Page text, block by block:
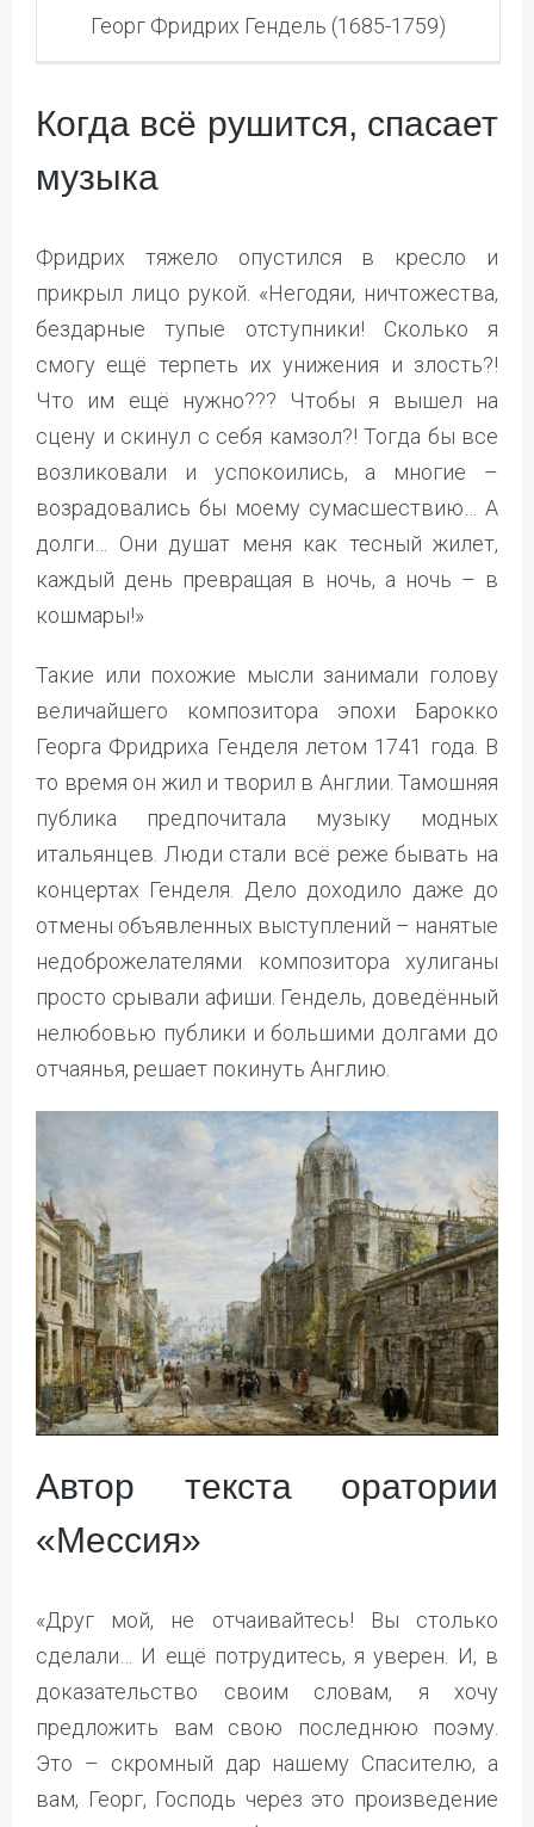
Георг Фридрих Гендель (1685-1759)
Когда всё рушится, спасает
музыка
Фридрих тяжело опустился в кресло и
прикрыл лицо рукой. «Негодяи, ничтожества,
бездарные тупые отступники! Сколько я
смогу ещё терпеть их унижения и злость?!
Что им ещё нужно??? Чтобы я вышел на
сцену и скинул с себя камзол?! Тогда бы все
возликовали и успокоились, а многие –
возрадовались бы моему сумасшествию… А
долги… Они душат меня как тесный жилет,
каждый день превращая в ночь, а ночь – в
кошмары!»
Такие или похожие мысли занимали голову
величайшего композитора эпохи Барокко
Георга Фридриха Генделя летом 1741 года. В
то время он жил и творил в Англии. Тамошняя
публика предпочитала музыку модных
итальянцев. Люди стали всё реже бывать на
концертах Генделя. Дело доходило даже до
отмены объявленных выступлений – нанятые
недоброжелателями композитора хулиганы
просто срывали афиши. Гендель, доведённый
нелюбовью публики и большими долгами до
отчаянья, решает покинуть Англию.
Автор текста оратории
«Мессия»
«Друг мой, не отчаивайтесь! Вы столько
сделали… И ещё потрудитесь, я уверен. И, в
доказательство своим словам, я хочу
предложить вам свою последнюю поэму.
Это – скромный дар нашему Спасителю, а
вам, Георг, Господь через это произведение